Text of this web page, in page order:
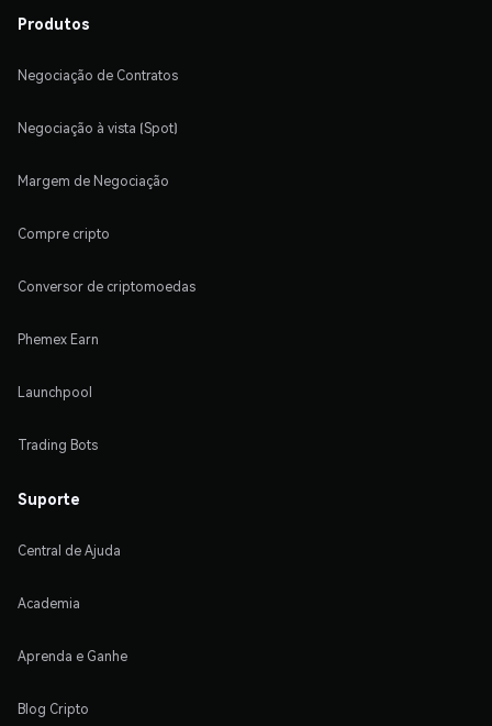
Produtos
Negociação de Contratos
Negociação à vista (Spot)
Margem de Negociação
Compre cripto
Conversor de criptomoedas
Phemex Earn
Launchpool
Trading Bots
Suporte
Central de Ajuda
Academia
Aprenda e Ganhe
Blog Cripto